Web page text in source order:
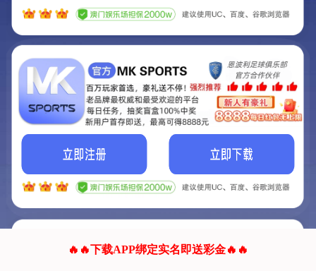
它将是非常棒的网站.
联系我们!